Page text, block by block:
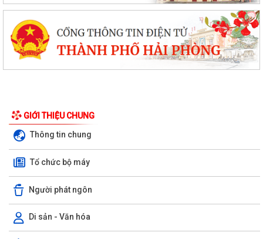
GIỚI THIỆU CHUNG
Thông tin chung
Tổ chức bộ máy
Người phát ngôn
Di sản - Văn hóa